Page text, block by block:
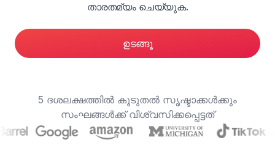
താരതമ്യം ചെയ്യുക.
ഉടങ്ങൂ
5 ദശലക്ഷത്തിൽ കൂടുതൽ സൃഷ്ടാക്കൾക്കും
സംഘങ്ങൾക്ക് വിശ്വസിക്കപ്പെട്ടത്